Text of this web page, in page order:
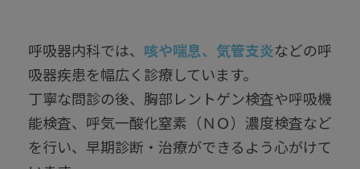
呼吸器内科では、 咳や喘息、気管支炎などの呼
吸器疾患を幅広く診療しています。
丁寧な問診の後、胸部レントゲン検査や呼吸機
能検査、呼気一酸化窒素（ＮＯ）濃度検査など
を行い、早期診断・治療ができるよう心がけて